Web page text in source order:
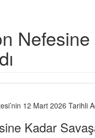
12 Mart 2026 Tarihli
Kadar